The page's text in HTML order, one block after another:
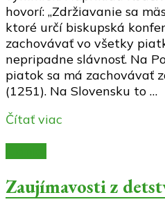
hovorí: „Zdržiavanie sa
ktoré určí biskupská
zachovávať vo všetky
nepripadne slávnosť. Na
piatok sa má zachovávať
(1251). Na Slovensku to …
Čítať viac
Zaujímavosti z